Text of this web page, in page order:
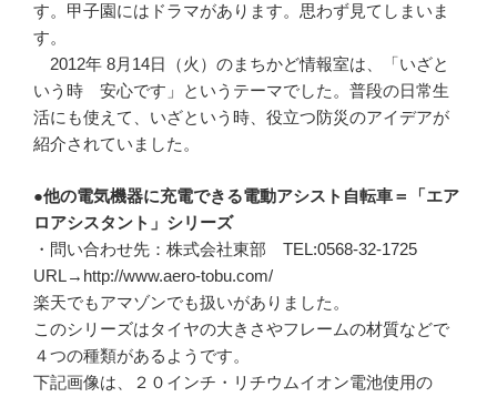
す。甲子園にはドラマがあります。思わず見てしまいま
す。
2012年 8月14日（火）のまちかど情報室は、「いざと
いう時 安心です」というテーマでした。普段の日常生
活にも使えて、いざという時、役立つ防災のアイデアが
紹介されていました。
●他の電気機器に充電できる電動アシスト自転車＝「エア
ロアシスタント」シリーズ
・問い合わせ先：株式会社東部 TEL:0568-32-1725
URL→http://www.aero-tobu.com/
楽天でもアマゾンでも扱いがありました。
このシリーズはタイヤの大きさやフレームの材質などで
４つの種類があるようです。
下記画像は、２０インチ・リチウムイオン電池使用の